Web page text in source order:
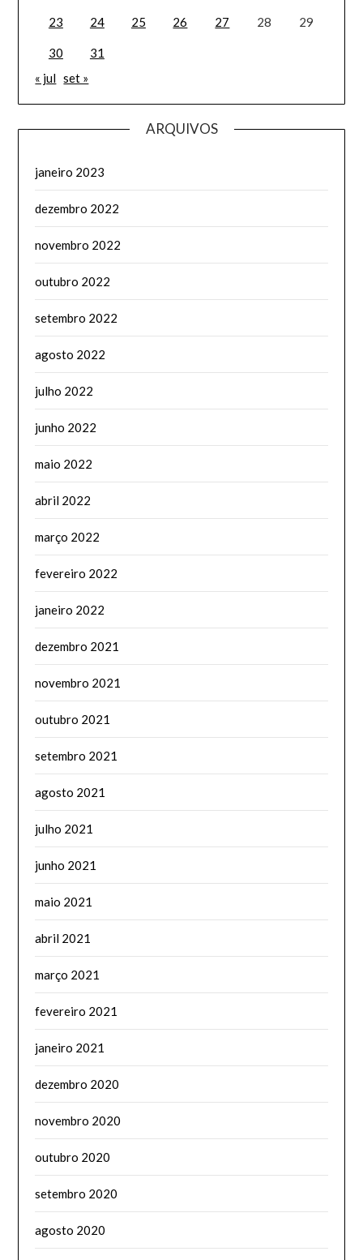
23 24 25 26 27 28 29
30
31
« jul set »
ARQUIVOS
janeiro 2023
dezembro 2022
novembro 2022
outubro 2022
setembro 2022
agosto 2022
julho 2022
junho 2022
maio 2022
abril 2022
março 2022
fevereiro 2022
janeiro 2022
dezembro 2021
novembro 2021
outubro 2021
setembro 2021
agosto 2021
julho 2021
junho 2021
maio 2021
abril 2021
março 2021
fevereiro 2021
janeiro 2021
dezembro 2020
novembro 2020
outubro 2020
setembro 2020
agosto 2020